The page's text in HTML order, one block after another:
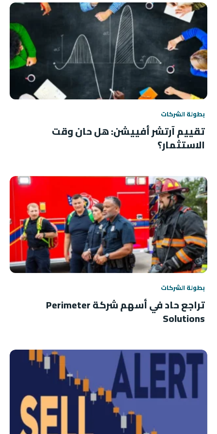
بطولة الشركات
تقييم آرتشر أفييشن: هل حان وقت
الاستثمار؟
بطولة الشركات
تراجع حاد في أسهم شركة Perimeter
Solutions